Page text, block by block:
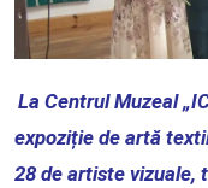
La Centrul Muzeal
expoziție de artă
28 de artiste vizuale,